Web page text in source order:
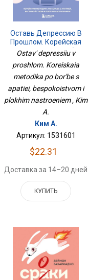
Оставь Депрессию В
Прошлом. Корейская
Методика По Борьбе С
Апатией,
Беспокойством И
Плохим Настроением
Ostav' depressiiu v
proshlom. Koreiskaia
metodika po bor'be s
apatiei, bespokoistvom i
plokhim nastroeniem , Kim
A.
Ким А.
Артикул: 1531601
$22.31
Доставка за 14–20 дней
КУПИТЬ